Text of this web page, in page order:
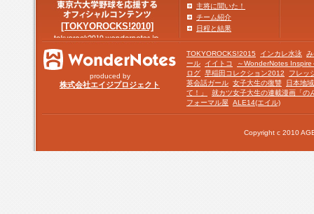
[TOKYOROCKS!2010]
主将に聞いた！
チーム紹介
日程と結果
produced by
株式会社エイジプロジェクト
TOKYOROCKS!2015 インカレ水泳
ール
イイトコ
～WonderNotes Inspire
ログ 早稲田コレクション2012
フレッ
英会話ガール 女子大生の復讐
日本地
て！」
就カツ女子大生の連載漫画「の
フォーマル屋
ALE14(エイル)
Copyright c 2010